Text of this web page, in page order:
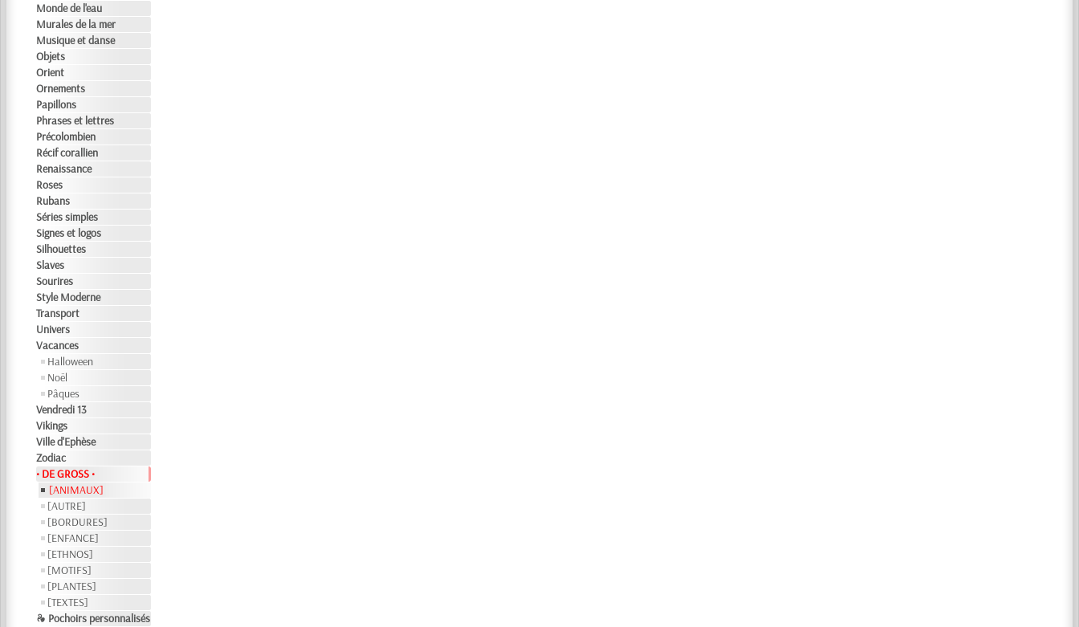
Monde de l'eau
Murales de la mer
Musique et danse
Objets
Orient
Ornements
Papillons
Phrases et lettres
Précolombien
Récif corallien
Renaissance
Roses
Rubans
Séries simples
Signes et logos
Silhouettes
Slaves
Sourires
Style Moderne
Transport
Univers
Vacances
Halloween
Noël
Pâques
Vendredi 13
Vikings
Ville d'Ephèse
Zodiac
• DE GROSS •
[ANIMAUX]
[AUTRE]
[BORDURES]
[ENFANCE]
[ETHNOS]
[MOTIFS]
[PLANTES]
[TEXTES]
❧ Pochoirs personnalisés